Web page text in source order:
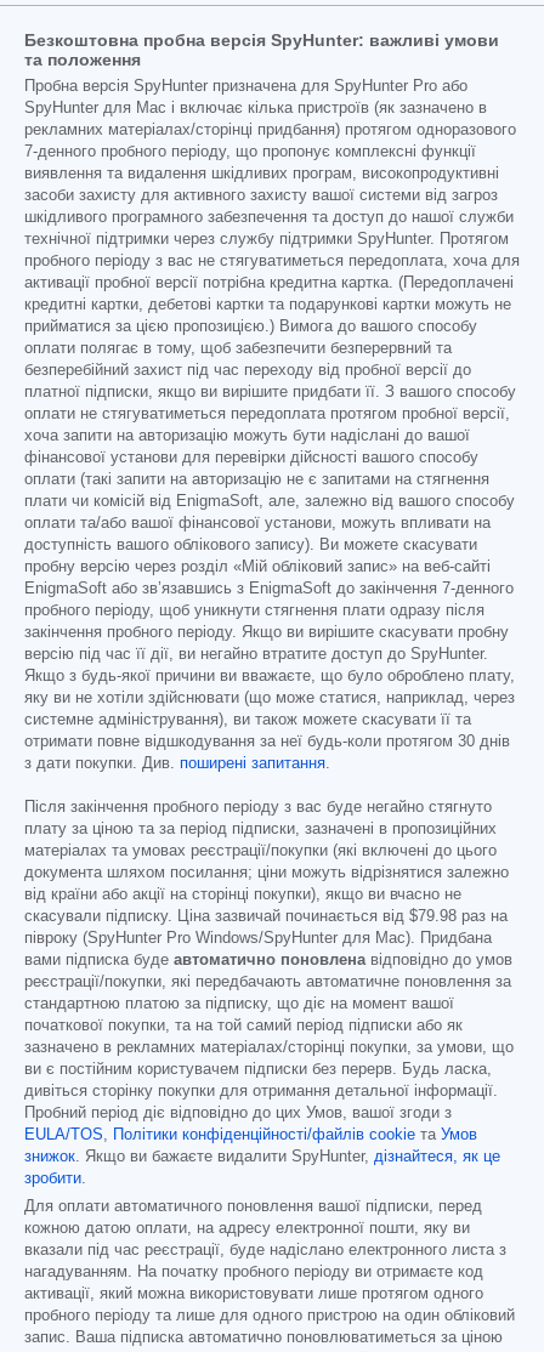
Безкоштовна пробна версія SpyHunter: важливі умови
та положення
Пробна версія SpyHunter призначена для SpyHunter Pro або
SpyHunter для Mac і включає кілька пристроїв (як зазначено в
рекламних матеріалах/сторінці придбання) протягом одноразового
7-денного пробного періоду, що пропонує комплексні функції
виявлення та видалення шкідливих програм, високопродуктивні
засоби захисту для активного захисту вашої системи від загроз
шкідливого програмного забезпечення та доступ до нашої служби
технічної підтримки через службу підтримки SpyHunter. Протягом
пробного періоду з вас не стягуватиметься передоплата, хоча для
активації пробної версії потрібна кредитна картка. (Передоплачені
кредитні картки, дебетові картки та подарункові картки можуть не
прийматися за цією пропозицією.) Вимога до вашого способу
оплати полягає в тому, щоб забезпечити безперервний та
безперебійний захист під час переходу від пробної версії до
платної підписки, якщо ви вирішите придбати її. З вашого способу
оплати не стягуватиметься передоплата протягом пробної версії,
хоча запити на авторизацію можуть бути надіслані до вашої
фінансової установи для перевірки дійсності вашого способу
оплати (такі запити на авторизацію не є запитами на стягнення
плати чи комісій від EnigmaSoft, але, залежно від вашого способу
оплати та/або вашої фінансової установи, можуть впливати на
доступність вашого облікового запису). Ви можете скасувати
пробну версію через розділ «Мій обліковий запис» на веб-сайті
EnigmaSoft або зв’язавшись з EnigmaSoft до закінчення 7-денного
пробного періоду, щоб уникнути стягнення плати одразу після
закінчення пробного періоду. Якщо ви вирішите скасувати пробну
версію під час її дії, ви негайно втратите доступ до SpyHunter.
Якщо з будь-якої причини ви вважаєте, що було оброблено плату,
яку ви не хотіли здійснювати (що може статися, наприклад, через
системне адміністрування), ви також можете скасувати її та
отримати повне відшкодування за неї будь-коли протягом 30 днів
з дати покупки. Див. поширені запитання.
Після закінчення пробного періоду з вас буде негайно стягнуто
плату за ціною та за період підписки, зазначені в пропозиційних
матеріалах та умовах реєстрації/покупки (які включені до цього
документа шляхом посилання; ціни можуть відрізнятися залежно
від країни або акції на сторінці покупки), якщо ви вчасно не
скасували підписку. Ціна зазвичай починається від $79.98 раз на
півроку (SpyHunter Pro Windows/SpyHunter для Mac). Придбана
вами підписка буде автоматично поновленавідповідно до умов
реєстрації/покупки, які передбачають автоматичне поновлення за
стандартною платою за підписку, що діє на момент вашої
початкової покупки, та на той самий період підписки або як
зазначено в рекламних матеріалах/сторінці покупки, за умови, що
ви є постійним користувачем підписки без перерв. Будь ласка,
дивіться сторінку покупки для отримання детальної інформації.
Пробний період діє відповідно до цих Умов, вашої згоди з
EULA/TOS, Політики конфіденційності/файлів cookie та Умов
знижок. Якщо ви бажаєте видалити SpyHunter, дізнайтеся, як це
зробити.
Для оплати автоматичного поновлення вашої підписки, перед
кожною датою оплати, на адресу електронної пошти, яку ви
вказали під час реєстрації, буде надіслано електронного листа з
нагадуванням. На початку пробного періоду ви отримаєте код
активації, який можна використовувати лише протягом одного
пробного періоду та лише для одного пристрою на один обліковий
запис. Ваша підписка автоматично поновлюватиметься за ціною